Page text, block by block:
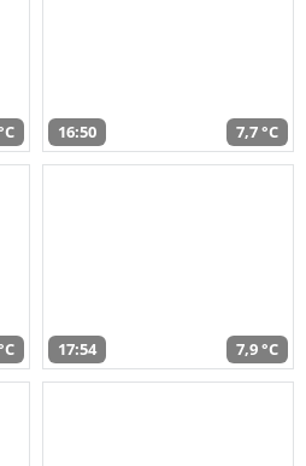
16:50 7,7 °C
17:54 7,9 °C